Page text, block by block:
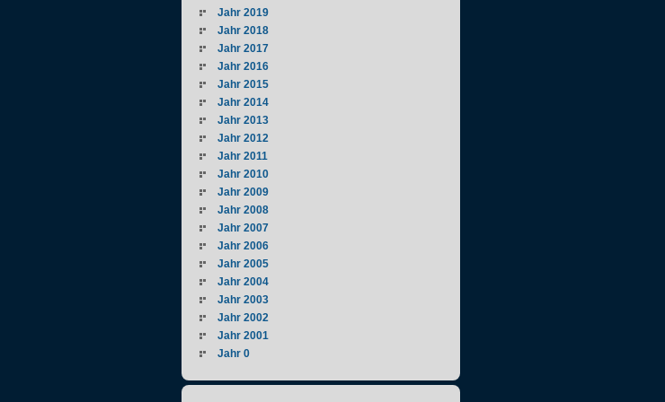
Jahr 2019
Jahr 2018
Jahr 2017
Jahr 2016
Jahr 2015
Jahr 2014
Jahr 2013
Jahr 2012
Jahr 2011
Jahr 2010
Jahr 2009
Jahr 2008
Jahr 2007
Jahr 2006
Jahr 2005
Jahr 2004
Jahr 2003
Jahr 2002
Jahr 2001
Jahr 0